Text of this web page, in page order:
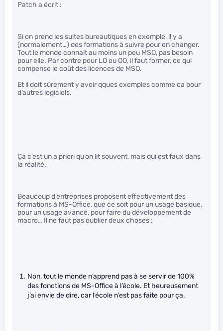
Patch a écrit :
Si on prend les suites bureautiques en exemple, il y a
(normalement…) des formations à suivre pour en changer.
Tout le monde connait au moins un peu MSO, pas besoin
pour elle. Par contre pour LO ou OO, il faut former, ce qui
compense le coût des licences de MSO.
Et il doit sûrement y avoir qques exemples comme ca pour
d’autres logiciels.
Ça c’est un a priori qu’on lit souvent, mais qui est faux dans
la réalité.
Beaucoup d’entreprises proposent effectivement des
formations à MS-Office, que ce soit pour un usage basique,
pour un usage avancé, pour faire du développement de
macro… Il ne faut pas oublier deux choses :
Non, tout le monde n’apprend pas à se servir de 100%
des fonctions de MS-Office à l’école. Et heureusement
j’ai envie de dire, car l’école n’est pas faite pour ça.